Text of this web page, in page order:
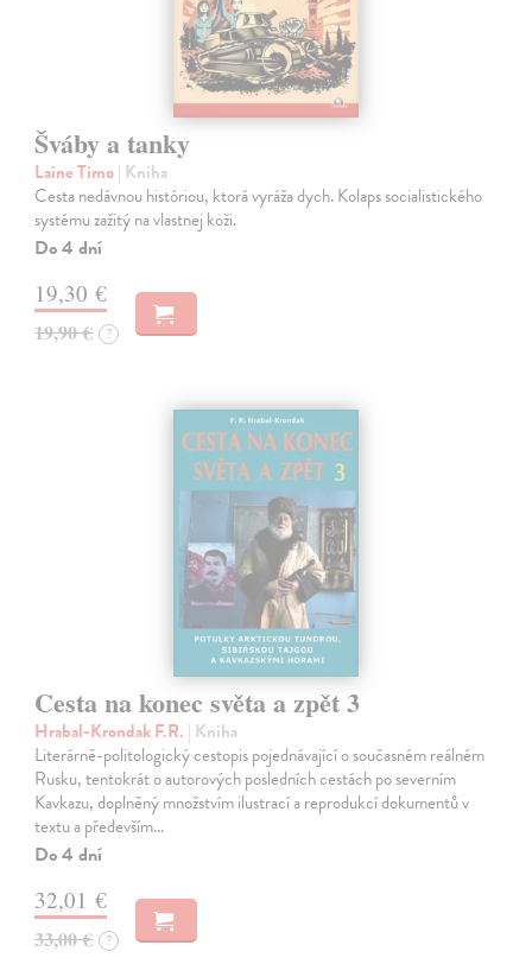
Šváby a tanky
Laine Timo| Kniha
Cesta nedávnou históriou, ktorá vyráža dych. Kolaps socialistického
systému zažitý na vlastnej koži.
Do 4 dní
19,30 €
19,90 € ?
Cesta na konec světa a zpět 3
Hrabal-Krondak F.R. | Kniha
Literárně-politologický cestopis pojednávající o současném reálném
Rusku, tentokrát o autorových posledních cestách po severním
Kavkazu, doplněný množstvím ilustrací a reprodukcí dokumentů v
textu a především…
Do 4 dní
32,01 €
33,00 € ?